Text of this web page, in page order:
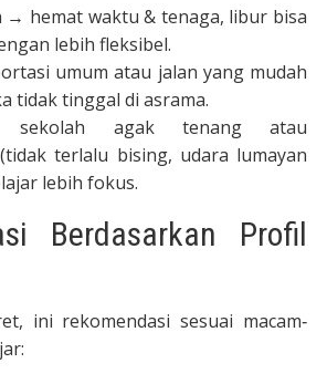
→ hemat waktu & tenaga, libur bisa
lebih fleksibel.
umum atau jalan yang mudah
tidak tinggal di asrama.
sekolah agak tenang atau
terlalu bising, udara lumayan
lebih fokus.
Berdasarkan Profil
ini rekomendasi sesuai macam‐